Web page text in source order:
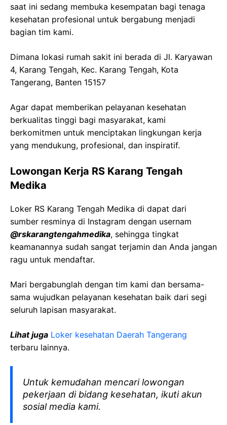
saat ini sedang membuka kesempatan bagi tenaga
kesehatan profesional untuk bergabung menjadi
bagian tim kami.
Dimana lokasi rumah sakit ini berada di Jl. Karyawan
4, Karang Tengah, Kec. Karang Tengah, Kota
Tangerang, Banten 15157
Agar dapat memberikan pelayanan kesehatan
berkualitas tinggi bagi masyarakat, kami
berkomitmen untuk menciptakan lingkungan kerja
yang mendukung, profesional, dan inspiratif.
Lowongan Kerja RS Karang Tengah
Medika
Loker RS Karang Tengah Medika di dapat dari
sumber resminya di Instagram dengan usernam
@rskarangtengahmedika, sehingga tingkat
keamanannya sudah sangat terjamin dan Anda jangan
ragu untuk mendaftar.
Mari bergabunglah dengan tim kami dan bersama-
sama wujudkan pelayanan kesehatan baik dari segi
seluruh lapisan masyarakat.
Lihat juga Loker kesehatan Daerah Tangerang
terbaru lainnya.
Untuk kemudahan mencari lowongan
pekerjaan di bidang kesehatan, ikuti akun
sosial media kami.